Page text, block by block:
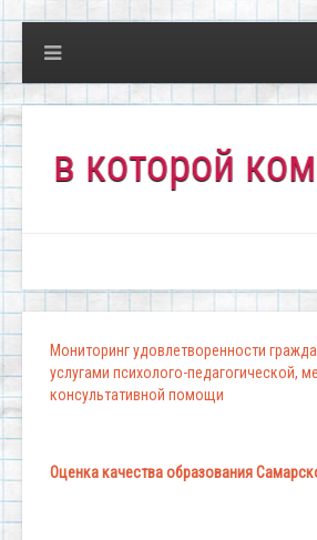
Мониторинг удовлетворенности
услугами психолого-педагогической,
консультативной помощи
Оценка качества образования